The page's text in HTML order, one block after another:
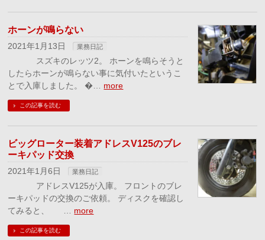
ホーンが鳴らない
2021年1月13日 業務日記
スズキのレッツ2。 ホーンを鳴らそうと
したらホーンが鳴らない事に気付いたというこ
とで入庫しました。 �… more
この記事を読む
ビッグローター装着アドレスV125のブレ
ーキパッド交換
2021年1月6日 業務日記
アドレスV125が入庫。 フロントのブレ
ーキパッドの交換のご依頼。 ディスクを確認し
てみると、 … more
この記事を読む